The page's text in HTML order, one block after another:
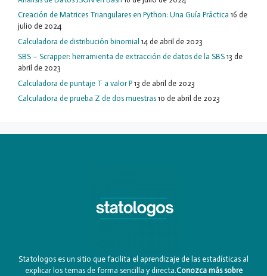
Creación de Matrices Triangulares en Python: Una Guía Práctica 16 de
julio de 2024
Calculadora de distribución binomial 14 de abril de 2023
SBS – Scrapper: herramienta de extracción de datos de la SBS 13 de
abril de 2023
Calculadora de puntaje T a valor P 13 de abril de 2023
Calculadora de prueba Z de dos muestras 10 de abril de 2023
Statologos es un sitio que facilita el aprendizaje de las estadísticas al
explicar los temas de forma sencilla y directa.Conozca más sobre